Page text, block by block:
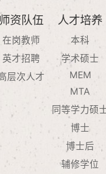
师资队伍
在岗教师
英才招聘
层次人才
人才培养
本科
学术硕士
MEM
MTA
同等学力硕
博士
博士后
辅修学位